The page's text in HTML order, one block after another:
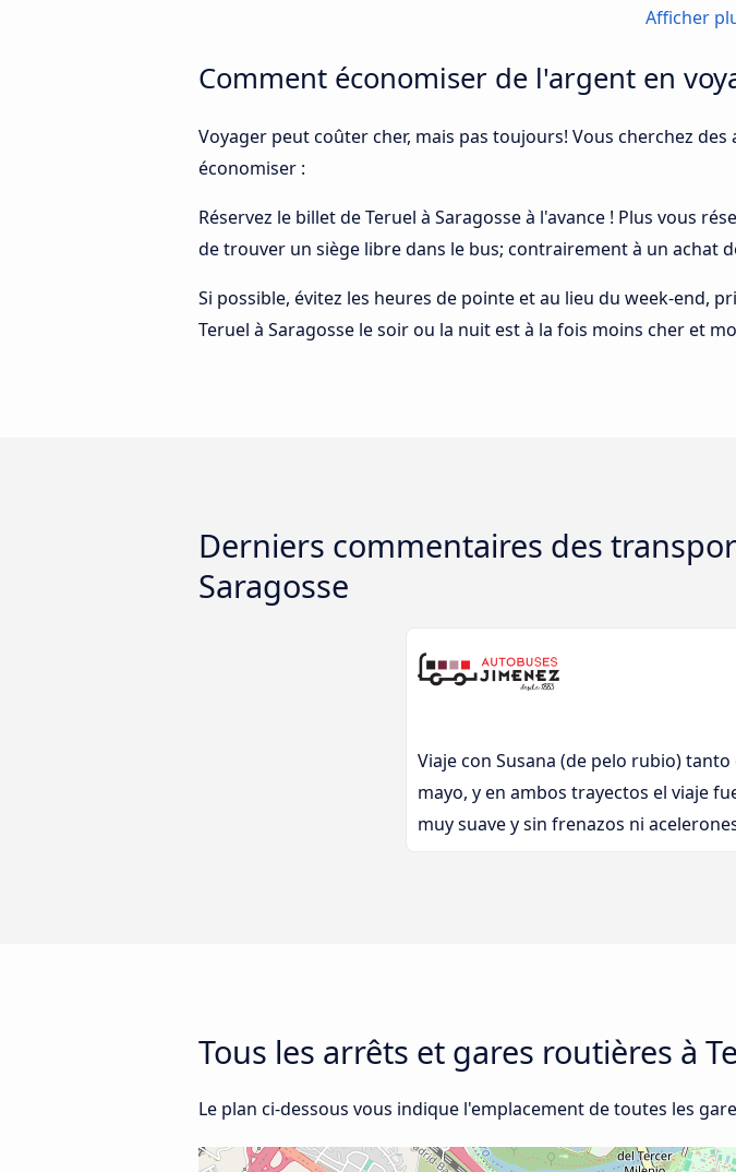
Afficher
Comment économiser de l'argent en
Voyager peut coûter cher, mais pas toujours! Vous cherchez
économiser :
Réservez le billet de Teruel à Saragosse à l'avance ! Plus vous
de trouver un siège libre dans le bus; contrairement à un achat
Si possible, évitez les heures de pointe et au lieu du week-end,
Teruel à Saragosse le soir ou la nuit est à la fois moins cher et
Derniers commentaires des
Saragosse
Viaje con Susana (de pelo rubio)
mayo, y en ambos trayectos el viaje
muy suave y sin frenazos ni
Tous les arrêts et gares routières à
Le plan ci-dessous vous indique l'emplacement de toutes les